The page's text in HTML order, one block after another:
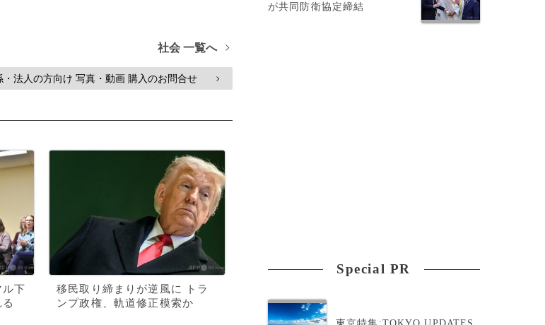
社会 一覧へ >
・法人の方向け 写真・動画 購入のお問合せ >
下
移民取り締まりが逆風に トラ
ンプ政権、軌道修正模索か
が共同防衛協定締結
Special PR
東京特集:TOKYO UPDATES